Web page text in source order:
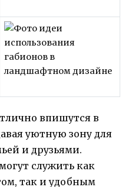
впишутся в
уютную зону для
и друзьями.
служить как
так и удобным